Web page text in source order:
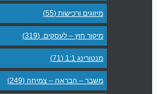
מיזוגים ורכישות (55)
מיקור חוץ – לעסקים. (319)
מנטורינג 1:1 (71)
משבר – הבראה – צמיחה (249)